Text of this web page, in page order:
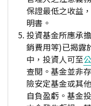
保證最低之收益
明書。
投資基金所應承
銷費用等)已揭露
中，投資人可至
查閱。基金並非
險安定基金或其
自負盈虧。基金